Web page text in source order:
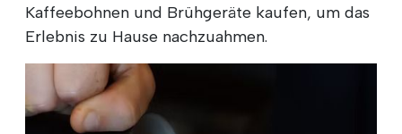
Kaffeebohnen und Brühgeräte kaufen, um das
Erlebnis zu Hause nachzuahmen.